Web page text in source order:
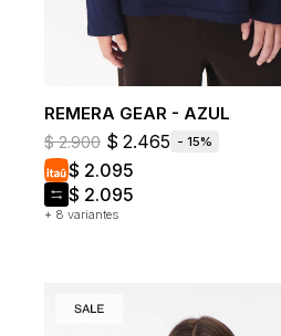
REMERA GEAR - AZUL
+ 8 variantes
$ 2.900 $ 2.465 15
$ 2.095
$ 2.095